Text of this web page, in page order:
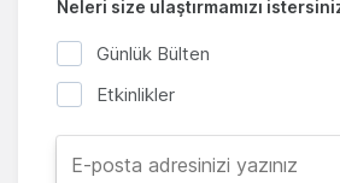
Neleri size ulaştırmamızı
Günlük Bülten
Etkinlikler